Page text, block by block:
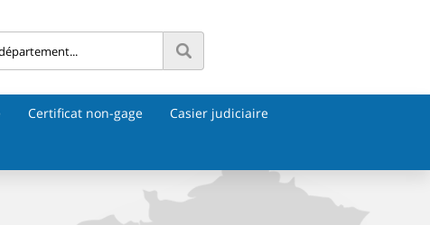
Certificat non-gage Casier judiciaire